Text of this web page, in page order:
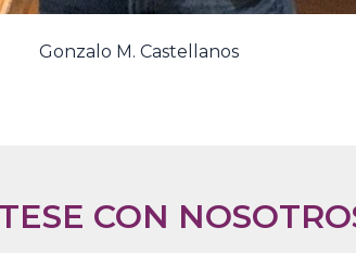
Gonzalo M. Castellanos
CON